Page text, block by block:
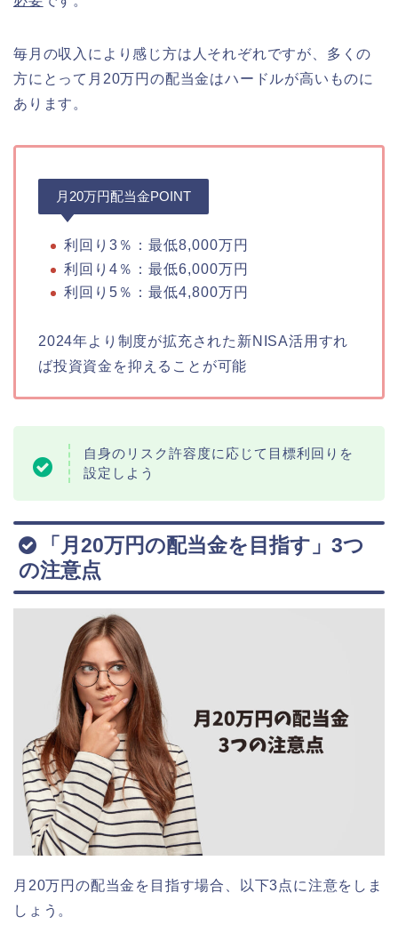
毎月の収入により感じ方は人それぞれですが、多くの
方にとって月20万円の配当金はハードルが高いものに
あります。
月20万円配当金POINT
利回り3％：最低8,000万円
利回り4％：最低6,000万円
利回り5％：最低4,800万円
2024年より制度が拡充された新NISA活用すれ
ば投資資金を抑えることが可能
自身のリスク許容度に応じて目標利回りを
設定しよう
「月20万円の配当金を目指す」3つ
の注意点
月20万円の配当金を目指す場合、以下3点に注意をしま
しょう。